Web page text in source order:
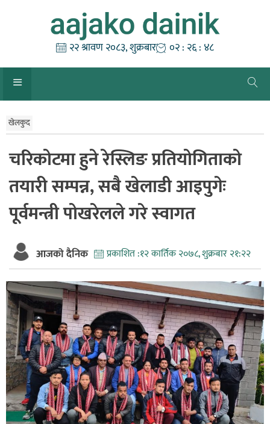
२२ श्रावण २०८३, शुक्रबार ०२ : २६ : ४९
खेलकुद
चरिकोटमा हुने रेस्लिङ प्रतियोगिताको
तयारी सम्पन्न, सबै खेलाडी आइपुगेः
पूर्वमन्त्री पोखरेलले गरे स्वागत
आजको दैनिक प्रकाशित :१२ कार्तिक २०७८, शुक्रबार २१:२२